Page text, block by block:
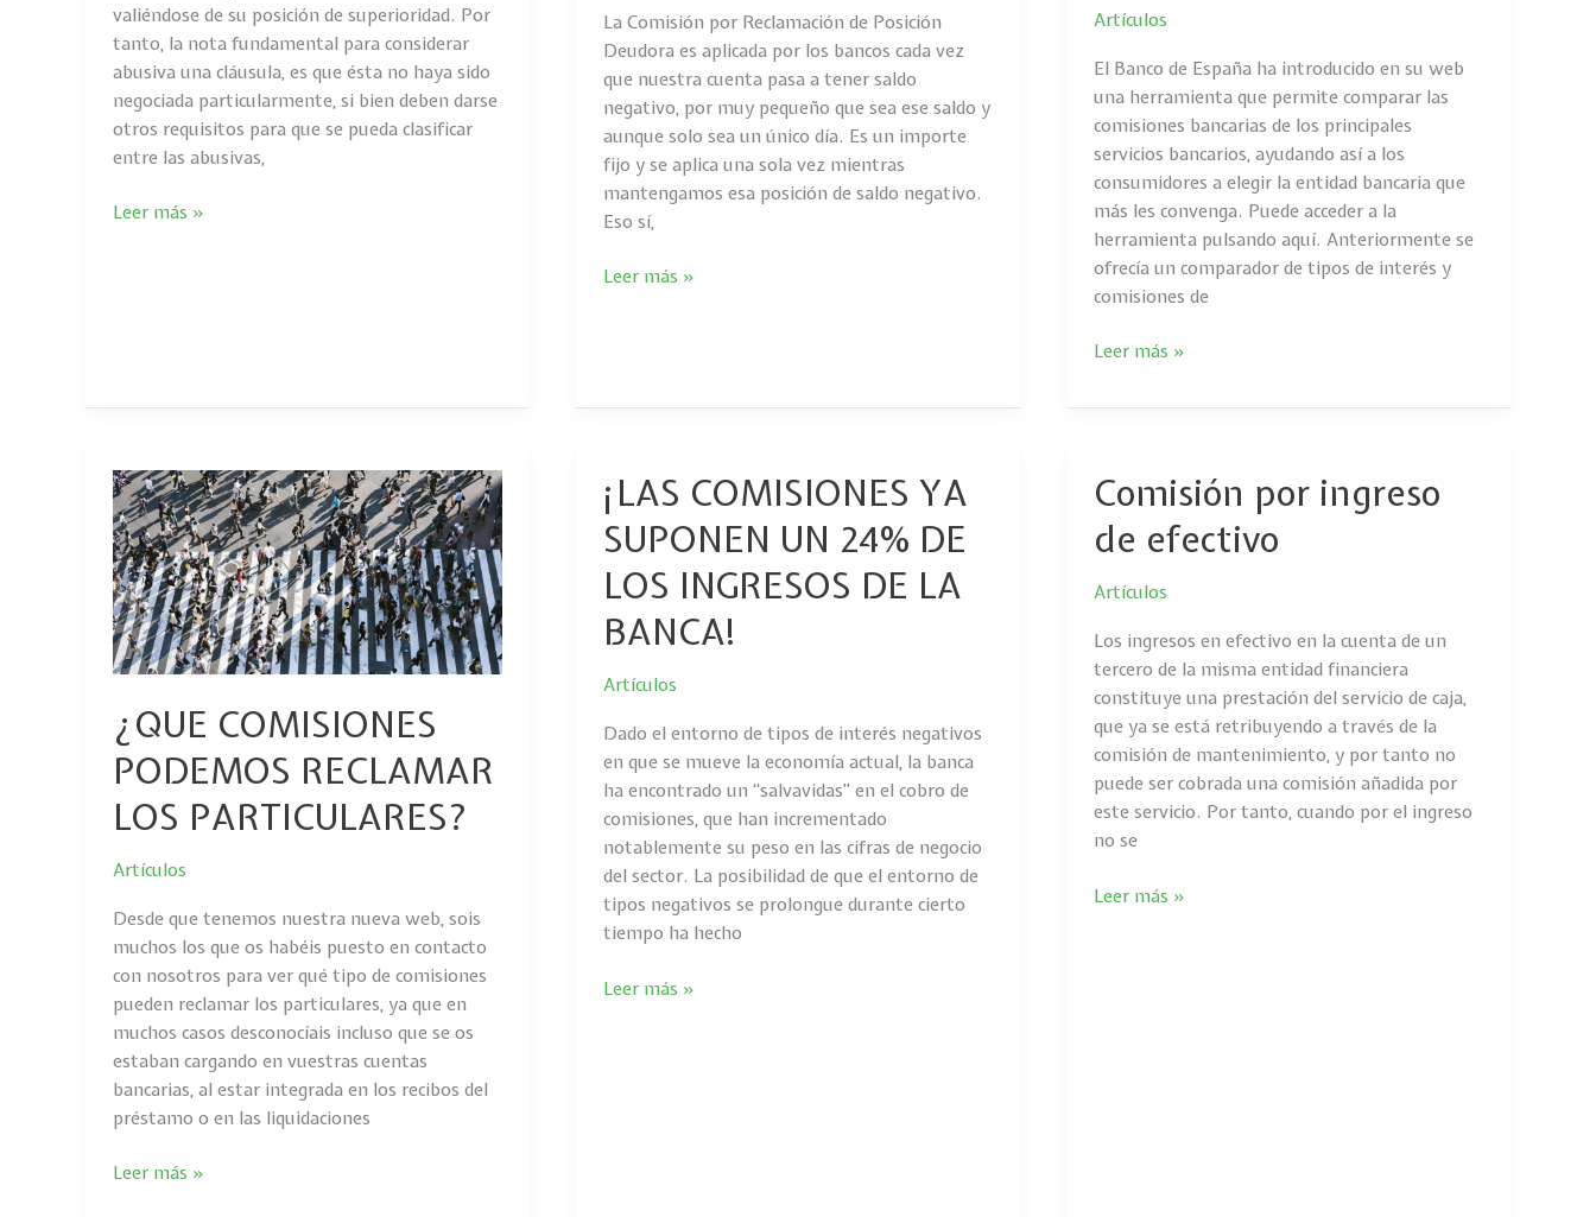
valiéndose de su posición de superioridad. Por
tanto, la nota fundamental para considerar
abusiva una cláusula, es que ésta no haya sido
negociada particularmente, si bien deben darse
otros requisitos para que se pueda clasificar
entre las abusivas,
Leer más »
La Comisión por Reclamación de Posición
Deudora es aplicada por los bancos cada vez
que nuestra cuenta pasa a tener saldo
negativo, por muy pequeño que sea ese saldo y
aunque solo sea un único día. Es un importe
fijo y se aplica una sola vez mientras
mantengamos esa posición de saldo negativo.
Eso sí,
Leer más »
Artículos
El Banco de España ha introducido en su web
una herramienta que permite comparar las
comisiones bancarias de los principales
servicios bancarios, ayudando así a los
consumidores a elegir la entidad bancaria que
más les convenga. Puede acceder a la
herramienta pulsando aquí. Anteriormente se
ofrecía un comparador de tipos de interés y
comisiones de
Leer más »
¿QUE COMISIONES
PODEMOS RECLAMAR
LOS PARTICULARES?
Artículos
Desde que tenemos nuestra nueva web, sois
muchos los que os habéis puesto en contacto
con nosotros para ver qué tipo de comisiones
pueden reclamar los particulares, ya que en
muchos casos desconocíais incluso que se os
estaban cargando en vuestras cuentas
bancarias, al estar integrada en los recibos del
préstamo o en las liquidaciones
¿QUE
COMISIONES
PODEMOS
RECLAMAR
LOS
PARTICULARES?
Leer más »
¡LAS COMISIONES YA
SUPONEN UN 24% DE
LOS INGRESOS DE LA
BANCA!
Artículos
Dado el entorno de tipos de interés negativos
en que se mueve la economía actual, la banca
ha encontrado un “salvavidas” en el cobro de
comisiones, que han incrementado
notablemente su peso en las cifras de negocio
del sector. La posibilidad de que el entorno de
tipos negativos se prolongue durante cierto
tiempo ha hecho
¡LAS
COMISIONES
YA
SUPONEN
UN
24%
LOS
DE
LA
BANCA!
Leer más »
Comisión por ingreso
de efectivo
Artículos
Los ingresos en efectivo en la cuenta de un
tercero de la misma entidad financiera
constituye una prestación del servicio de caja,
que ya se está retribuyendo a través de la
comisión de mantenimiento, y por tanto no
puede ser cobrada una comisión añadida por
este servicio. Por tanto, cuando por el ingreso
no se
Comisión
por
ingreso
efectivo
Leer más »